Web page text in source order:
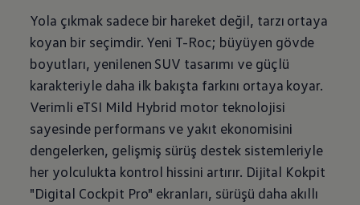
Yola çıkmak sadece bir hareket değil, tarzı ortaya
koyan bir seçimdir. Yeni T-Roc; büyüyen gövde
boyutları, yenilenen SUV tasarımı ve güçlü
karakteriyle daha ilk bakışta farkını ortaya koyar.
Verimli eTSI Mild Hybrid motor teknolojisi
sayesinde performans ve yakıt ekonomisini
dengelerken, gelişmiş sürüş destek sistemleriyle
her yolculukta kontrol hissini artırır. Dijital Kokpit
"Digital Cockpit Pro" ekranları, sürüşü daha akıllı